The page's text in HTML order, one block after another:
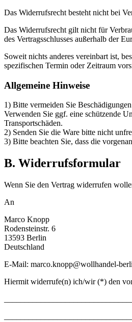
Das Widerrufsrecht besteht nicht bei
Das Widerrufsrecht gilt nicht für
des Vertragsschlusses außerhalb der
Soweit nichts anderes vereinbart ist,
spezifischen Termin oder Zeitraum
Allgemeine Hinweise
1) Bitte vermeiden Sie
Verwenden Sie ggf. eine schützende
Transportschäden.
2) Senden Sie die Ware bitte nicht
3) Bitte beachten Sie, dass die
B. Widerrufsformular
Wenn Sie den Vertrag widerrufen
An
Marco Knopp
Rodensteinstr. 6
13593 Berlin
Deutschland
E-Mail: marco.knopp@wollhandel-
Hiermit widerrufe(n) ich/wir (*) den